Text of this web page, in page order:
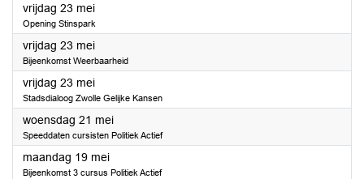
vrijdag 23 mei2025
Opening Stinspark
vrijdag 23 mei2025
Bijeenkomst Weerbaarheid
vrijdag 23 mei2025
Stadsdialoog Zwolle Gelijke Kansen
woensdag 21 mei2025
Speeddaten cursisten Politiek Actief
maandag 19 mei2025
Bijeenkomst 3 cursus Politiek Actief